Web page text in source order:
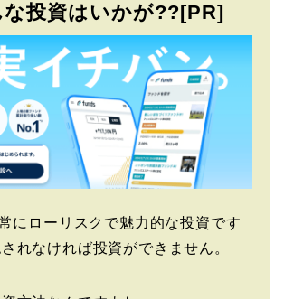
な投資はいかが??[PR]
にローリスクで魅力的な投資です
れなければ投資ができません。